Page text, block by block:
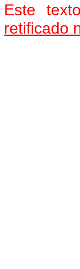
Este
retificado